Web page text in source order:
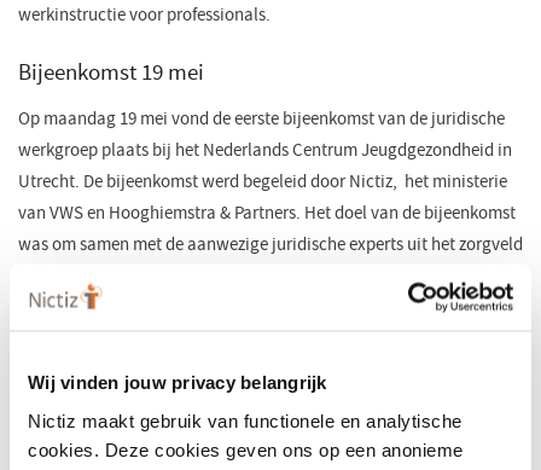
Wij vinden jouw privacy belangrijk
Nictiz maakt gebruik van functionele en analytische
cookies. Deze cookies geven ons op een anonieme
werkinstructie voor professionals.
Bijeenkomst 19 mei
Op maandag 19 mei vond de eerste bijeenkomst van de juridische
werkgroep plaats bij het Nederlands Centrum Jeugdgezondheid in
Utrecht. De bijeenkomst werd begeleid door Nictiz, het ministerie
van VWS en Hooghiemstra & Partners. Het doel van de bijeenkomst
was om samen met de aanwezige juridische experts uit het zorgveld
gezag in de zorg geschikt is om algemeen toepasbaar te maken in
van een generieke informatievoorziening die door het hele zorgveld
gebruikt kan worden om complexe juridische vraagstukken rondom